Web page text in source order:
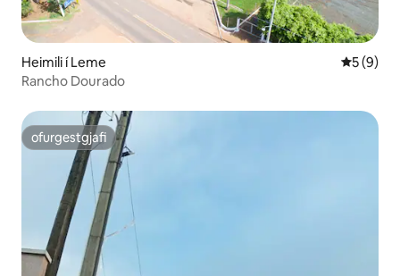
Heimili í Leme 5 af 5 í
5 (9)
Rancho Dourado
ofurgestgjafi
ofurgestgjafi